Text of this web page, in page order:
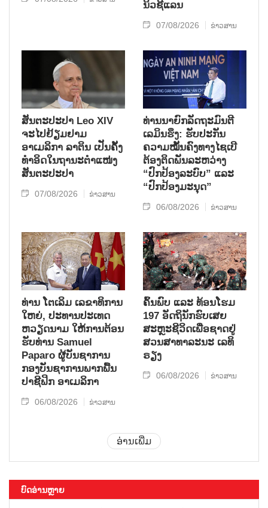
ນິວ​ຊີ​ແລນ
07/08/2026 ຂ່າວສານ
ສັນຕະປະປາ Leo XIV
ຈະໄປຢ້ຽມຢາມ
ອາເມລິກາ ລາຕິນ ເປັນຄັ້ງ
ທຳອິດໃນຖານະຕຳແໜ່ງ
ສັນຕະປະປາ
07/08/2026 ຂ່າວສານ
ທ່ານນາຍົກລັດຖະມົນຕີ
ເລມິນຮຶງ: ຮັບປະກັນ
ຄວາມໝັ້ນຄົງທາງໄຊເບີ
ຕ້ອງຕິດພັນລະຫວ່າງ
“ປົກປ້ອງລະບົບ” ແລະ
“ປົກປ້ອງມະນຸດ”
06/08/2026 ຂ່າວສານ
ທ່ານ ໂຕ​ເລິມ ເລ​ຂາ​ທິ​ການ​
ໃຫຍ່, ປະ​ທານ​ປະ​ເທດ ​
ຫວຽດ​ນາມ ໃຫ້​ການ​ຕ້ອນ​
ຮັບ​ທ່ານ Samuel
Paparo ຜູ້​ບັນ​ຊາ​ການ
ກອງ​ບັນ​ຊາ​ການພາກ​ພື້ນ​
ປາ​ຊີ​ຟິກ ອາ​ເມ​ລິ​ກາ
06/08/2026 ຂ່າວສານ
ຄົ້ນ​ພົບ ແລະ ທ້ອນ​ໂຮມ
197 ອັດ​ຖິ​ນັກ​ຮົບ​ເສຍ​
ສະຫຼະ​ຊີ​ວິດ​ເພື່ອ​ຊາດ​ຢູ່​
ສວນ​ສາ​ທາ​ລະ​ນະ ເລ​ທິ​
ຣຽງ
06/08/2026 ຂ່າວສານ
ອ່ານເພີ່ມ
ບົດອ່ານຫຼາຍ